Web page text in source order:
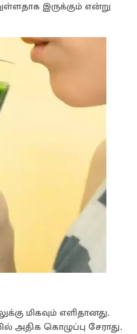
இருக்கும் என்று
மிகவும் எளிதானது.
அதிக கொழுப்பு சேராது.